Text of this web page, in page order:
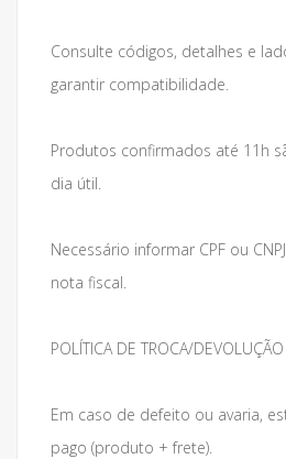
Consulte códigos, detalhes e
garantir compatibilidade.
Produtos confirmados até 11h
dia útil.
Necessário informar CPF ou
nota fiscal.
POLÍTICA DE TROCA/DEVOLUÇÃO
Em caso de defeito ou avaria,
pago (produto + frete).